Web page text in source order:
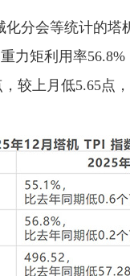
会等统计的塔
力矩利用率
较上月低5.65点